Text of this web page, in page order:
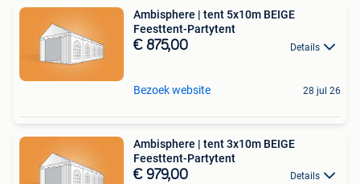
Ambisphere | tent 5x10m BEIGE
Feesttent-Partytent
€ 875,00 Details
Bezoek website 28 jul 26
Ambisphere | tent 3x10m BEIGE
Feesttent-Partytent
€ 979,00 Details